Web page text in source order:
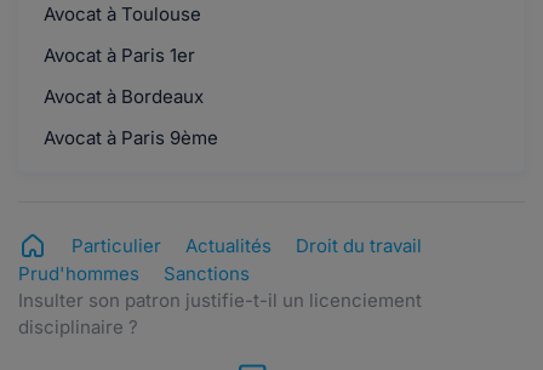
Avocat à Toulouse
Avocat à Paris 1er
Avocat à Bordeaux
Avocat à Paris 9ème
Particulier Actualités
Droit du travail
Prud'hommes
Sanctions
Insulter son patron justifie-t-il un licenciement
disciplinaire ?